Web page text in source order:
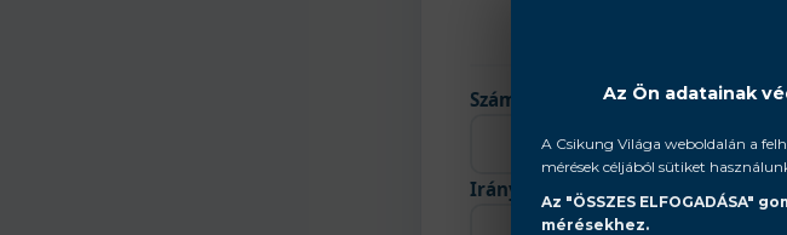
Az Ön adatainak
A Csikung Világa weboldalán a
mérések céljából sütiket
Az "ÖSSZES ELFOGADÁSA"
mérésekhez.
Számlázási név *
Irányítószám *